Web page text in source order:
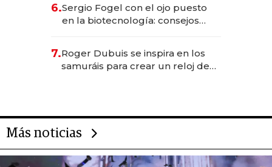
6.Sergio Fogel con el ojo puesto
en la biotecnología: consejos
rol de la IA
7.Roger Dubuis se inspira en los
samuráis para crear un reloj de
Más noticias